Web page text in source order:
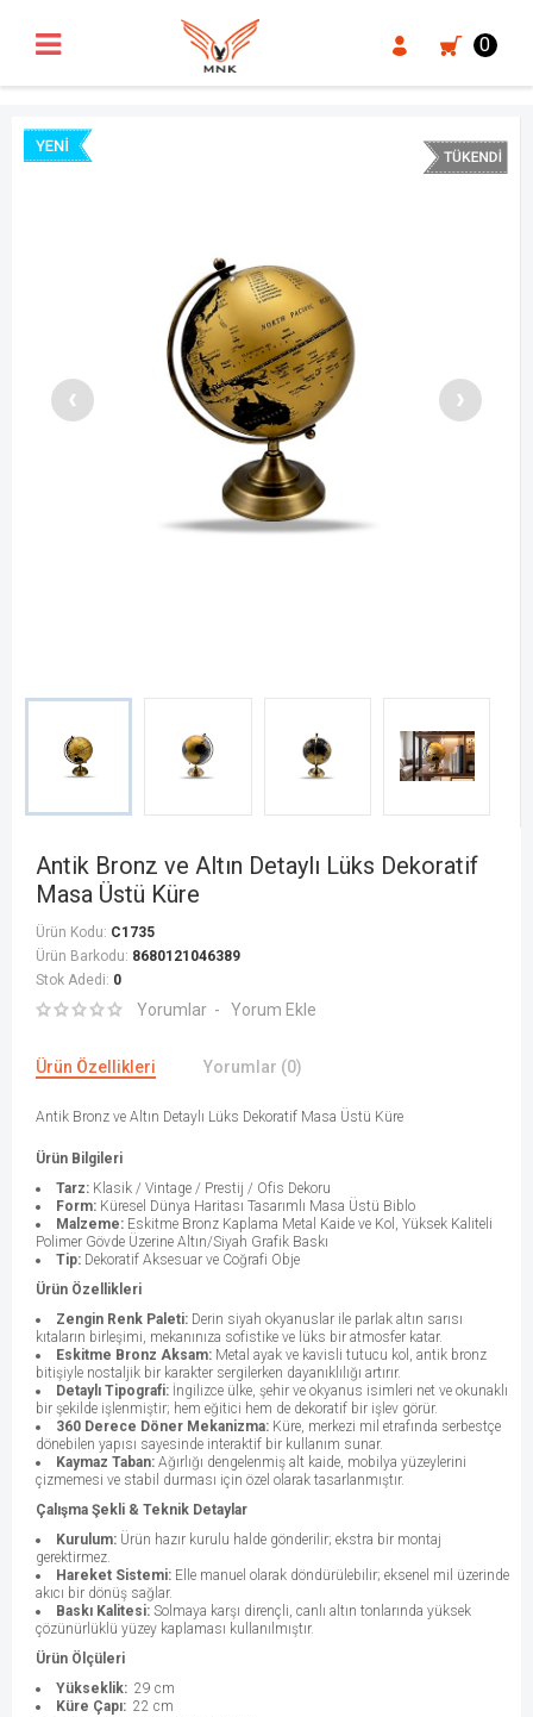
0
Antik Bronz ve Altın Detaylı Lüks Dekoratif
Masa Üstü Küre
Ürün Kodu: C1735
Ürün Barkodu: 8680121046389
Stok Adedi: 0
Yorumlar Yorum Ekle
Ürün Özellikleri Yorumlar (0)
Antik Bronz ve Altın Detaylı Lüks Dekoratif Masa Üstü Küre
Ürün Bilgileri
Tarz: Klasik / Vintage / Prestij / Ofis Dekoru
Form: Küresel Dünya Haritası Tasarımlı Masa Üstü Biblo
Malzeme: Eskitme Bronz Kaplama Metal Kaide ve Kol, Yüksek Kaliteli
Polimer Gövde Üzerine Altın/Siyah Grafik Baskı
Tip: Dekoratif Aksesuar ve Coğrafi Obje
Ürün Özellikleri
Zengin Renk Paleti: Derin siyah okyanuslar ile parlak altın sarısı
kıtaların birleşimi, mekanınıza sofistike ve lüks bir atmosfer katar.
Eskitme Bronz Aksam: Metal ayak ve kavisli tutucu kol, antik bronz
bitişiyle nostaljik bir karakter sergilerken dayanıklılığı artırır.
Detaylı Tipografi: İngilizce ülke, şehir ve okyanus isimleri net ve okunaklı
bir şekilde işlenmiştir; hem eğitici hem de dekoratif bir işlev görür.
360 Derece Döner Mekanizma: Küre, merkezi mil etrafında serbestçe
dönebilen yapısı sayesinde interaktif bir kullanım sunar.
Kaymaz Taban: Ağırlığı dengelenmiş alt kaide, mobilya yüzeylerini
çizmemesi ve stabil durması için özel olarak tasarlanmıştır.
Çalışma Şekli & Teknik Detaylar
Kurulum: Ürün hazır kurulu halde gönderilir; ekstra bir montaj
gerektirmez.
Hareket Sistemi: Elle manuel olarak döndürülebilir; eksenel mil üzerinde
akıcı bir dönüş sağlar.
Baskı Kalitesi: Solmaya karşı dirençli, canlı altın tonlarında yüksek
çözünürlüklü yüzey kaplaması kullanılmıştır.
Ürün Ölçüleri
Yükseklik: 29 cm
Küre Çapı: 22 cm